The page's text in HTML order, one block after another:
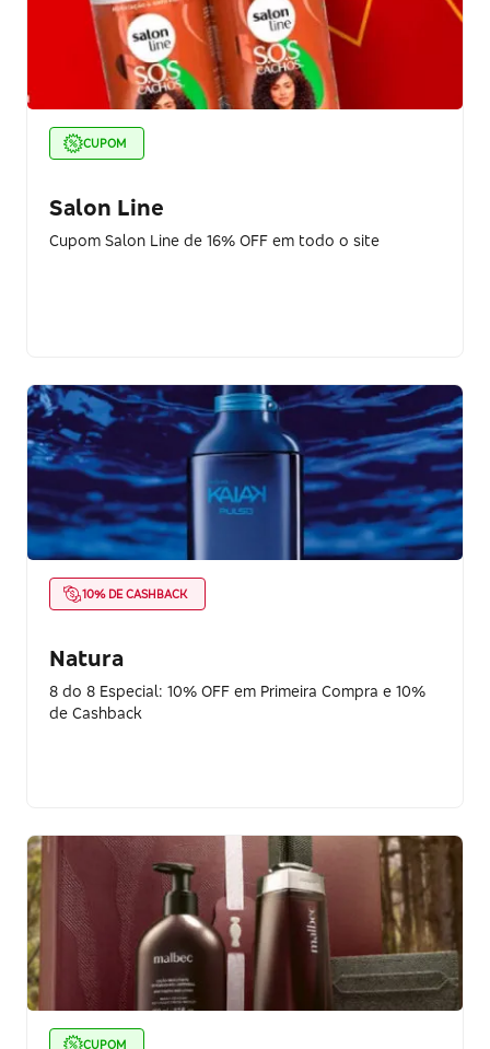
CUPOM
Salon Line
Cupom Salon Line de 16% OFF em todo o site
10% DE CASHBACK
Natura
8 do 8 Especial: 10% OFF em Primeira Compra e 10%
de Cashback
CUPOM